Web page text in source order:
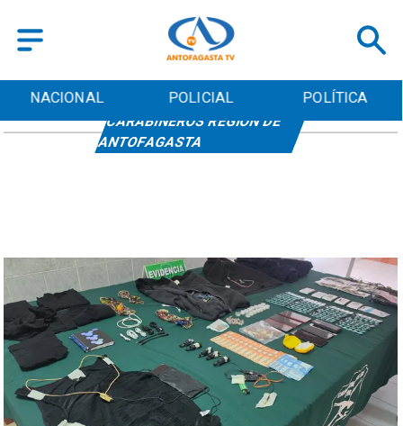
NACIONAL POLICIAL POLÍTICA
CARABINEROS REGIÓN DE
ANTOFAGASTA